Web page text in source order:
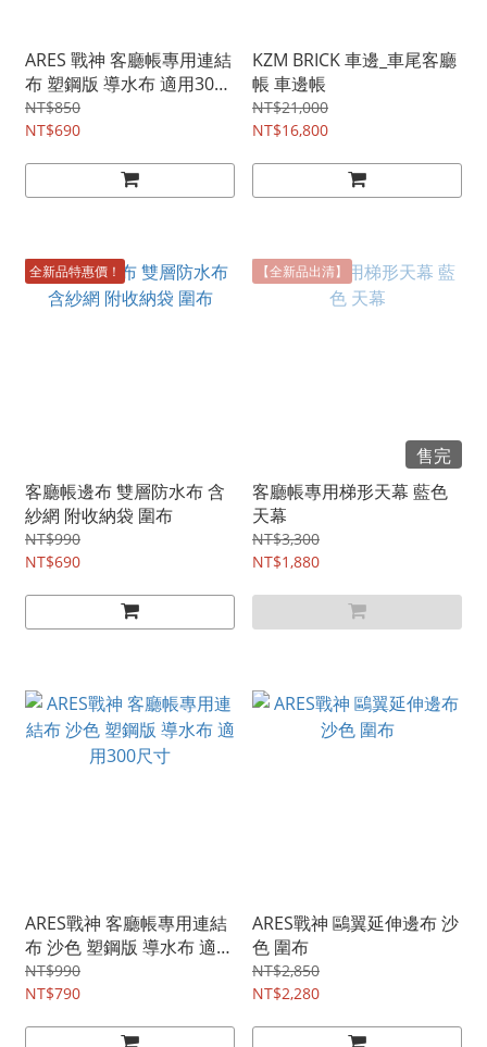
ARES 戰神 客廳帳專用連結
布 塑鋼版 導水布 適用300
尺寸
NT$850
NT$690
KZM BRICK 車邊_車尾客廳
帳 車邊帳
NT$21,000
NT$16,800
全新品特惠價！
客廳帳邊布 雙層防水布 含
紗網 附收納袋 圍布
NT$990
NT$690
【全新品出清】
售完
客廳帳專用梯形天幕 藍色
天幕
NT$3,300
NT$1,880
ARES戰神 客廳帳專用連結
布 沙色 塑鋼版 導水布 適用
300尺寸
NT$990
NT$790
ARES戰神 鷗翼延伸邊布 沙
色 圍布
NT$2,850
NT$2,280